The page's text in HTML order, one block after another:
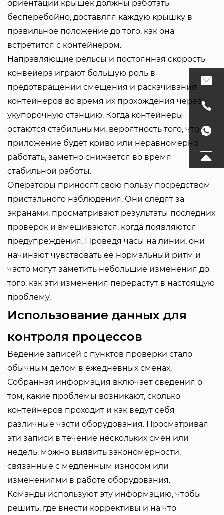
ориентации крышек должны работать
бесперебойно, доставляя каждую крышку в
правильное положение до того, как она
встретится с контейнером.
Направляющие рельсы и постоянная скорость
конвейера играют большую роль в
предотвращении смещения и раскачивания
контейнеров во время их прохождения через
укупорочную станцию. Когда контейнеры
остаются стабильными, вероятность того, что
приложение будет криво или неравномерно
работать, заметно снижается во время
стабильной работы.
Операторы приносят свою пользу посредством
пристального наблюдения. Они следят за
экранами, просматривают результаты последних
проверок и вмешиваются, когда появляются
предупреждения. Проведя часы на линии, они
начинают чувствовать ее нормальный ритм и
часто могут заметить небольшие изменения до
того, как эти изменения перерастут в настоящую
проблему.
Использование данных для
контроля процессов
Ведение записей с пунктов проверки стало
обычным делом в ежедневных сменах.
Собранная информация включает сведения о
том, какие проблемы возникают, сколько
контейнеров проходит и как ведут себя
различные части оборудования. Просматривая
эти записи в течение нескольких смен или
недель, можно выявить закономерности,
связанные с медленным износом или
изменениями в работе оборудования.
Команды используют эту информацию, чтобы
решить, где внести коррективы и на что